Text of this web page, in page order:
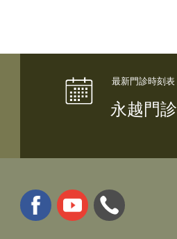
永越門診